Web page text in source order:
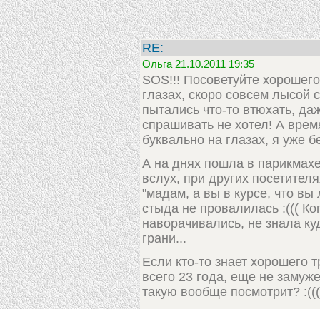
RE:
Ольга 21.10.2011 19:35
SOS!!! Посоветуйте
глазах, скоро совсем лысой
пытались что-то втюхать,
спрашивать не хотел! А
буквально на глазах, я уже
А на днях пошла в
вслух, при других
"мадам, а вы в курсе, что вы
стыда не провалилась :(((
наворачивались, не знала
грани...
Если кто-то знает хорошего
всего 23 года, еще не
такую вообще посмотрит?